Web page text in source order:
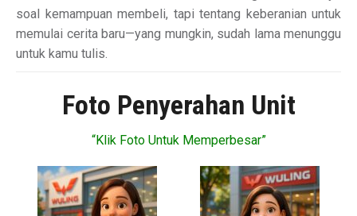
soal kemampuan membeli, tapi tentang keberanian untuk
memulai cerita baru—yang mungkin, sudah lama menunggu
untuk kamu tulis.
Foto Penyerahan Unit
“Klik Foto Untuk Memperbesar”